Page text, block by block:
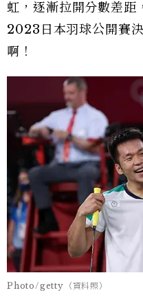
虹，逐漸拉開分數差距
2023日本羽球公開賽
啊！
Photo/getty（資料照）